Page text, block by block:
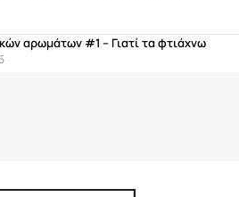
αρωμάτων #1 – Γιατί τα φτιάχνω